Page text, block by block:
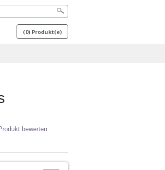
(0) Produkt(e)
bewerten